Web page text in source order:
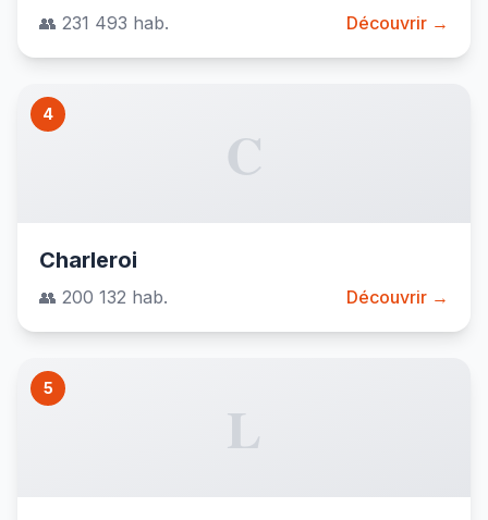
👥 231 493 hab. Découvrir →
4
C
Charleroi
👥 200 132 hab. Découvrir →
5
L